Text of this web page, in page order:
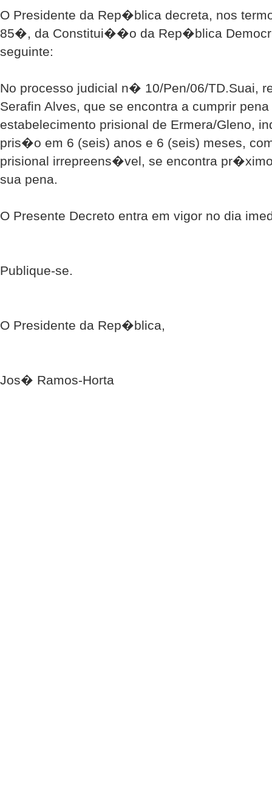
O Presidente da Rep�blica decreta, nos
85�, da Constitui��o da Rep�blica
seguinte:
No processo judicial n� 10/Pen/06/TD.Suai,
Serafin Alves, que se encontra a cumprir
estabelecimento prisional de Ermera/Gleno,
pris�o em 6 (seis) anos e 6 (seis) meses,
prisional irrepreens�vel, se encontra
sua pena.
O Presente Decreto entra em vigor no dia
Publique-se.
O Presidente da Rep�blica,
Jos� Ramos-Horta